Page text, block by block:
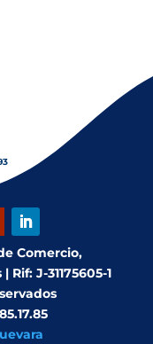
Comercio,
J-31175605-1